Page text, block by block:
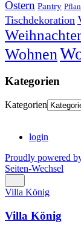
Ostern Pantry
Tischdekoration
Wohnen
Kategorien
Kategorien
login
Proudly powered
Seiten-Wechsel
Villa König
Villa König